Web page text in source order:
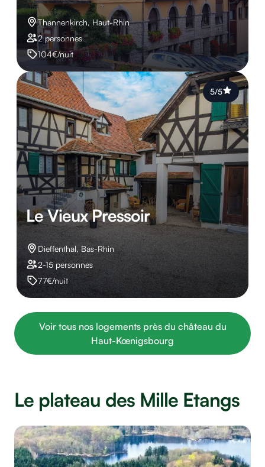
Thannenkirch, Haut-Rhin
2 personnes
104€/nuit
Le Vieux Pressoir
Dieffenthal, Bas-Rhin
2-15 personnes
77€/nuit
5/5
Voir tous nos logements près du château du
Haut-Kœnigsbourg
Le plateau des Mille Etangs